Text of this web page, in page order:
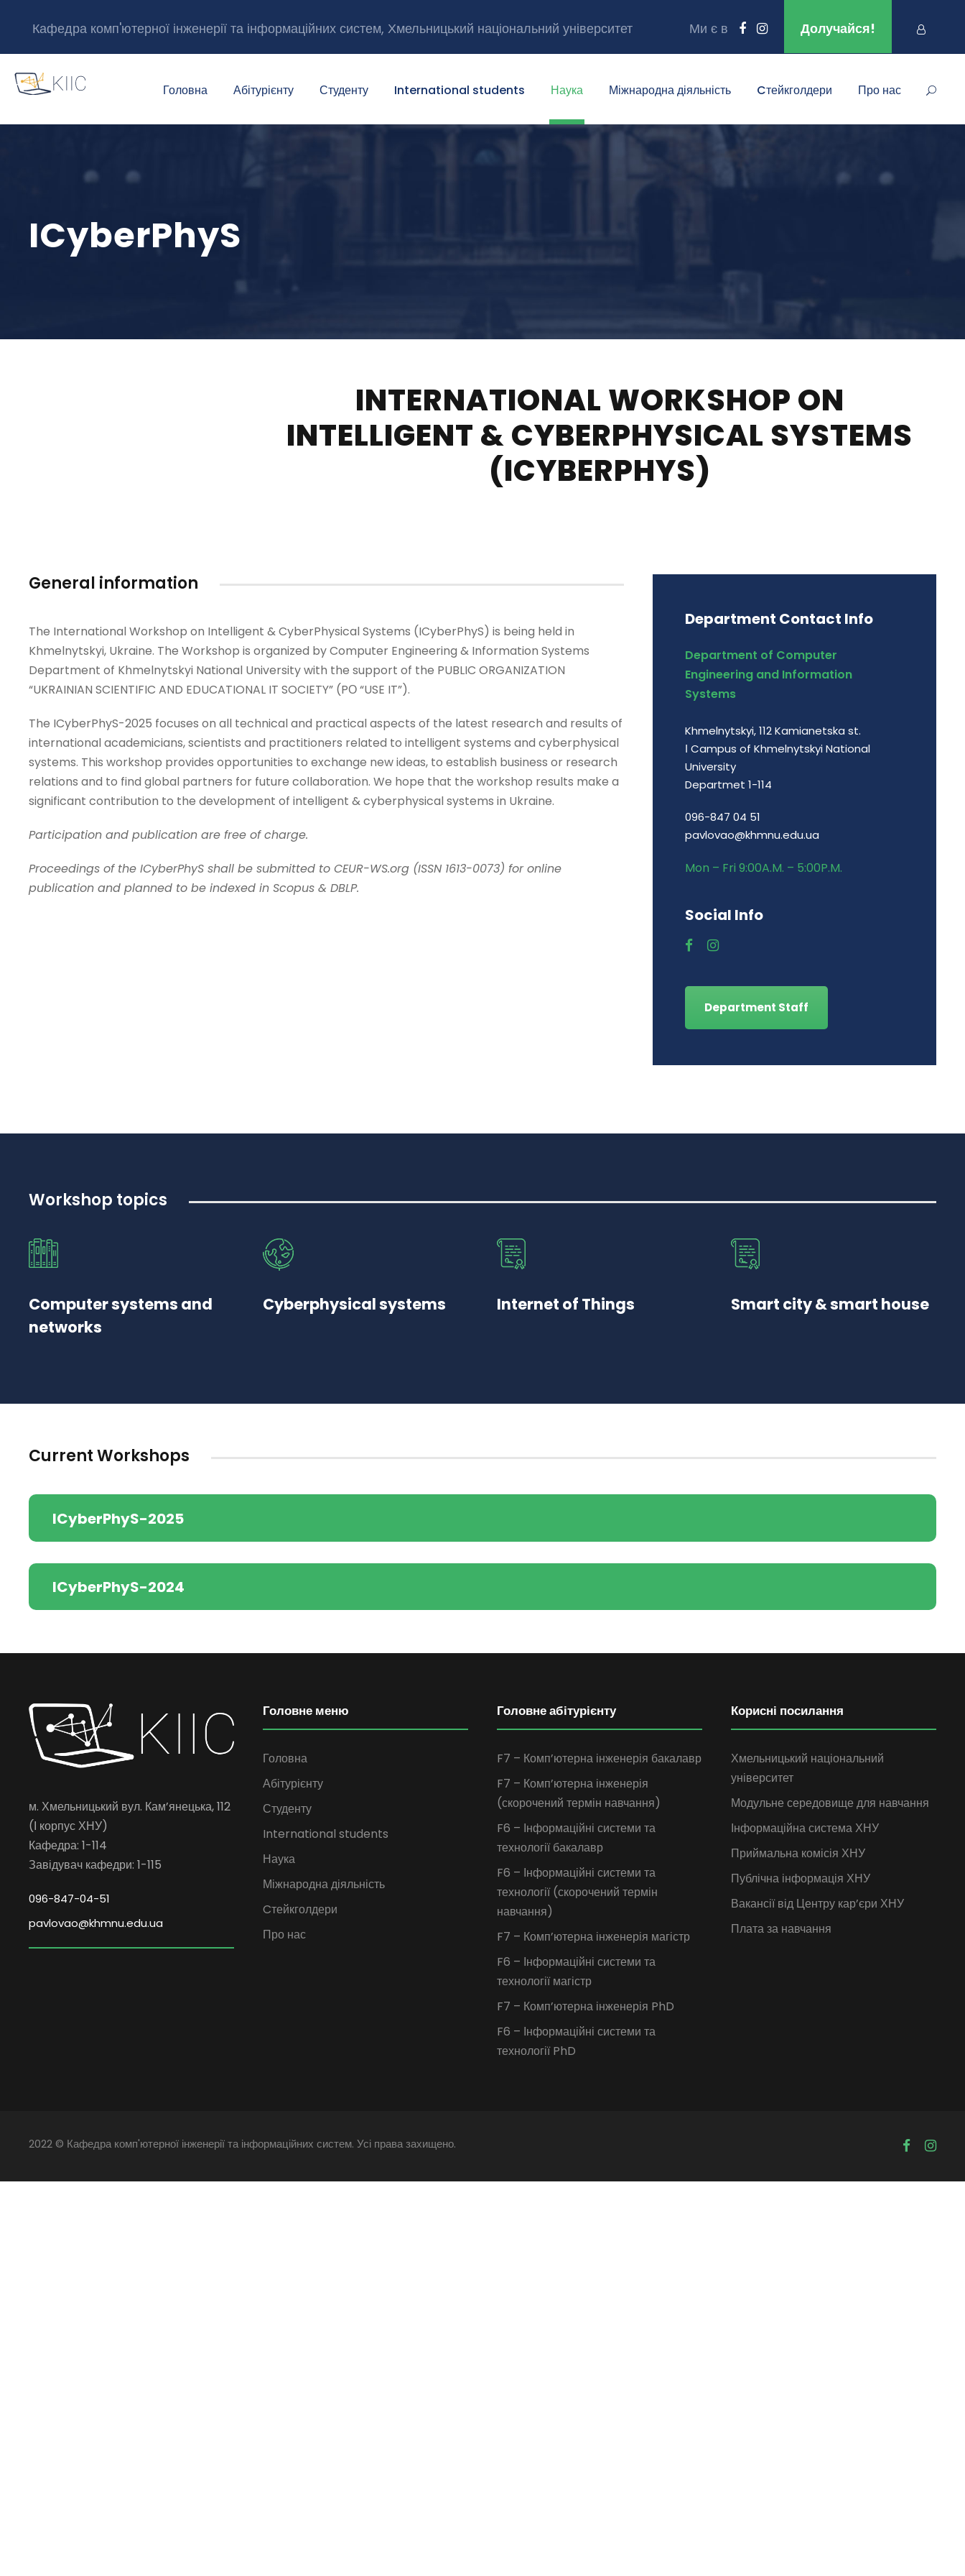
Кафедра комп'ютерної інженерії та інформаційних систем, Хмельницький національний університет Ми є в Долучайся!
Головна Абітурієнту Студенту International students Наука Міжнародна діяльність Cтейкголдери Про нас
ICyberPhyS
INTERNATIONAL WORKSHOP ON
INTELLIGENT & CYBERPHYSICAL SYSTEMS
(ICYBERPHYS)
General information
The International Workshop on Intelligent & CyberPhysical Systems (ICyberPhyS) is being held in
Khmelnytskyi, Ukraine. The Workshop is organized by Computer Engineering & Information Systems
Department of Khmelnytskyi National University with the support of the PUBLIC ORGANIZATION
“UKRAINIAN SCIENTIFIC AND EDUCATIONAL IT SOCIETY” (PО “USE IT”).
The ICyberPhyS-2025 focuses on all technical and practical aspects of the latest research and results of
international academicians, scientists and practitioners related to intelligent systems and cyberphysical
systems. This workshop provides opportunities to exchange new ideas, to establish business or research
relations and to find global partners for future collaboration. We hope that the workshop results make a
significant contribution to the development of intelligent & cyberphysical systems in Ukraine.
Participation and publication are free of charge.
Proceedings of the ICyberPhyS shall be submitted to CEUR-WS.org (ISSN 1613-0073) for online
publication and planned to be indexed in Scopus & DBLP.
Department Contact Info
Department of Computer
Engineering and Information
Systems
Khmelnytskyi, 112 Kamianetska st.
І Campus of Khmelnytskyi National
University
Departmet 1-114
096-847 04 51
pavlovao@khmnu.edu.ua
Mon – Fri 9:00A.M. – 5:00P.M.
Social Info
Department Staff
Workshop topics
Computer systems and
networks
Cyberphysical systems Internet of Things Smart city & smart house
Current Workshops
ICyberPhyS-2025
ICyberPhyS-2024
м. Хмельницький вул. Кам’янецька, 112
(І корпус ХНУ)
Кафедра: 1-114
Завідувач кафедри: 1-115
096-847-04-51
pavlovao@khmnu.edu.ua
Головне меню
Головна
Абітурієнту
Студенту
International students
Наука
Міжнародна діяльність
Cтейкголдери
Про нас
Головне абітурієнту
F7 – Комп’ютерна інженерія бакалавр
F7 – Комп’ютерна інженерія
(скорочений термін навчання)
F6 – Інформаційні системи та
технології бакалавр
F6 – Інформаційні системи та
технології (скорочений термін
навчання)
F7 – Комп’ютерна інженерія магістр
F6 – Інформаційні системи та
технології магістр
F7 – Комп’ютерна інженерія PhD
F6 – Інформаційні системи та
технології PhD
Корисні посилання
Хмельницький національний
університет
Модульне середовище для навчання
Інформаційна система ХНУ
Приймальна комісія ХНУ
Публічна інформація ХНУ
Вакансії від Центру кар’єри ХНУ
Плата за навчання
2022 © Кафедра комп'ютерної інженерії та інформаційних систем. Усі права захищено.